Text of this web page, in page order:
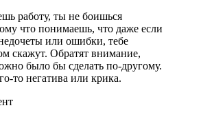
работу, ты не боишься
что понимаешь, что даже если
или ошибки, тебе
скажут. Обратят внимание,
было бы сделать по-другому.
то негатива или крика.